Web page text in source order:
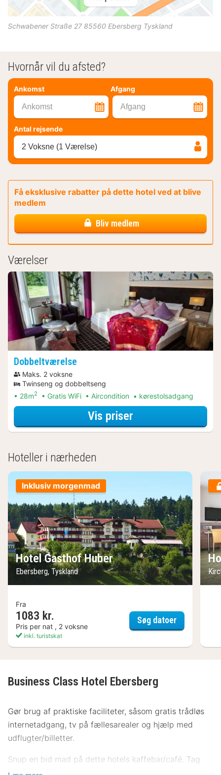
Schwabener Straße 27 85560 Ebersberg Tyskland
Hvornår vil du afsted?
Ankomst Afgang
Ankomst Afgang
Antal rejsende
2 Voksne (1 Værelse)
Få eksklusive rabatter på dette hotel ved at blive
medlem
Bliv medlem
Værelser
Dobbeltværelse
Maks. 2 voksne
Twinseng og dobbeltseng
28m2 Gratis WiFi Aircondition kørestolsadgang
Vis priser
Hoteller i nærheden
Inklusiv morgenmad
Hotel Gasthof Huber
Ebersberg, Tyskland
Fra
1083 kr.
Pris per nat , 2 voksne
inkl. turistskat
Søg datoerHotel
Business Class Hotel Ebersberg
Gør brug af praktiske faciliteter, såsom gratis trådløs
internetadgang, tv på fællesarealer og hjælp med
udflugter/billetter.
Snup en bid mad på dette hotels kaffebar/café. Tag
forbi baren/loungen, hvor du kan slukke tørsten med